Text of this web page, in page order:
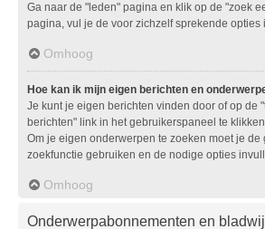
Ga naar de "leden" pagina en klik op de "zoek
pagina, vul je de voor zichzelf sprekende opties
Omhoog
Hoe kan ik mijn eigen berichten en
Je kunt je eigen berichten vinden door of op de
berichten" link in het gebruikerspaneel te
Om je eigen onderwerpen te zoeken moet je de
zoekfunctie gebruiken en de nodige opties
Omhoog
Onderwerpabonnementen en